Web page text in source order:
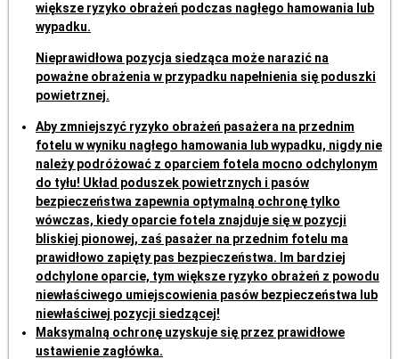
większe ryzyko obrażeń podczas nagłego hamowania lub
wypadku.
Nieprawidłowa pozycja siedząca może narazić na
poważne obrażenia w przypadku napełnienia się poduszki
powietrznej.
Aby zmniejszyć ryzyko obrażeń pasażera na przednim
fotelu w wyniku nagłego hamowania lub wypadku, nigdy nie
należy podróżować z oparciem fotela mocno odchylonym
do tyłu! Układ poduszek powietrznych i pasów
bezpieczeństwa zapewnia optymalną ochronę tylko
wówczas, kiedy oparcie fotela znajduje się w pozycji
bliskiej pionowej, zaś pasażer na przednim fotelu ma
prawidłowo zapięty pas bezpieczeństwa. Im bardziej
odchylone oparcie, tym większe ryzyko obrażeń z powodu
niewłaściwego umiejscowienia pasów bezpieczeństwa lub
niewłaściwej pozycji siedzącej!
Maksymalną ochronę uzyskuje się przez prawidłowe
ustawienie zagłówka.